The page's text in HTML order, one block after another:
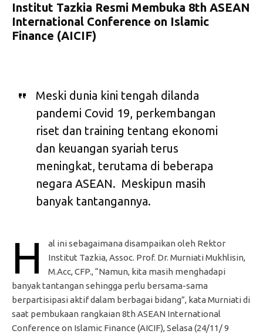
Institut Tazkia Resmi Membuka 8th ASEAN
International Conference on Islamic
Finance (AICIF)
Meski dunia kini tengah dilanda
pandemi Covid 19, perkembangan
riset dan training tentang ekonomi
dan keuangan syariah terus
meningkat, terutama di beberapa
negara ASEAN. Meskipun masih
banyak tantangannya.
H
al ini sebagaimana disampaikan oleh Rektor
Institut Tazkia, Assoc. Prof. Dr. Murniati Mukhlisin,
M.Acc, CFP., “Namun, kita masih menghadapi
banyak tantangan sehingga perlu bersama-sama
berpartisipasi aktif dalam berbagai bidang”, kata Murniati di
saat pembukaan rangkaian 8th ASEAN International
Conference on Islamic Finance (AICIF), Selasa (24/11/ 9